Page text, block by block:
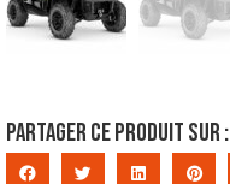
Partager ce produit sur :